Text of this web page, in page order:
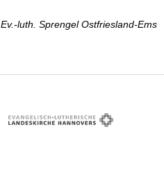
Ev.-luth. Sprengel Ostfriesland-Ems